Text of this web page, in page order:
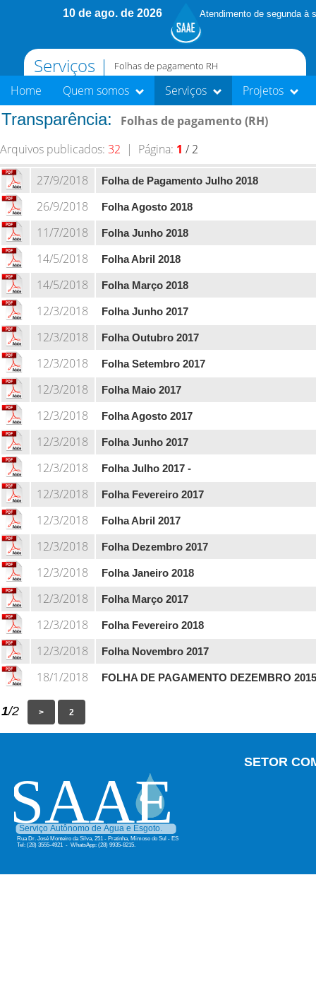
10 de ago. de 2026 Atendimento de segunda à
Serviços | Folhas de pagamento RH
Home Quem somos Serviços Projetos
Transparência:
Folhas de pagamento (RH)
Arquivos publicados: 32 | Página: 1 / 2
27/9/2018
Folha de Pagamento Julho 2018
26/9/2018 Folha Agosto 2018
11/7/2018 Folha Junho 2018
14/5/2018 Folha Abril 2018
14/5/2018 Folha Março 2018
12/3/2018 Folha Junho 2017
12/3/2018 Folha Outubro 2017
12/3/2018 Folha Setembro 2017
12/3/2018 Folha Maio 2017
12/3/2018 Folha Agosto 2017
12/3/2018 Folha Junho 2017
12/3/2018 Folha Julho 2017 -
12/3/2018 Folha Fevereiro 2017
12/3/2018 Folha Abril 2017
12/3/2018 Folha Dezembro 2017
12/3/2018 Folha Janeiro 2018
12/3/2018 Folha Março 2017
12/3/2018 Folha Fevereiro 2018
12/3/2018 Folha Novembro 2017
18/1/2018 FOLHA DE PAGAMENTO DEZEMBRO 2015
1/2
SETOR